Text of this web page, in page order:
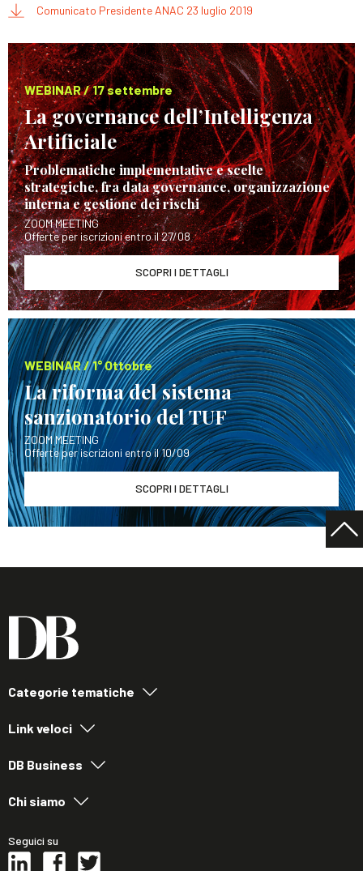
Comunicato Presidente ANAC 23 luglio 2019
WEBINAR / 17 settembre
La governance dell’Intelligenza
Artificiale
Problematiche implementative e scelte
strategiche, fra data governance, organizzazione
interna e gestione dei rischi
ZOOM MEETING
Offerte per iscrizioni entro il 27/08
SCOPRI I DETTAGLI
WEBINAR / 1° Ottobre
La riforma del sistema
sanzionatorio del TUF
ZOOM MEETING
Offerte per iscrizioni entro il 10/09
SCOPRI I DETTAGLI
Categorie tematiche
Link veloci
DB Business
Chi siamo
Seguici su